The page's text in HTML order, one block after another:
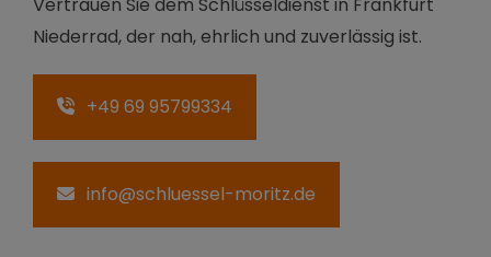
Vertrauen Sie dem Schlüsseldienst in Frankfurt
Niederrad, der nah, ehrlich und zuverlässig ist.
+49 69 95799334
info@schluessel-moritz.de